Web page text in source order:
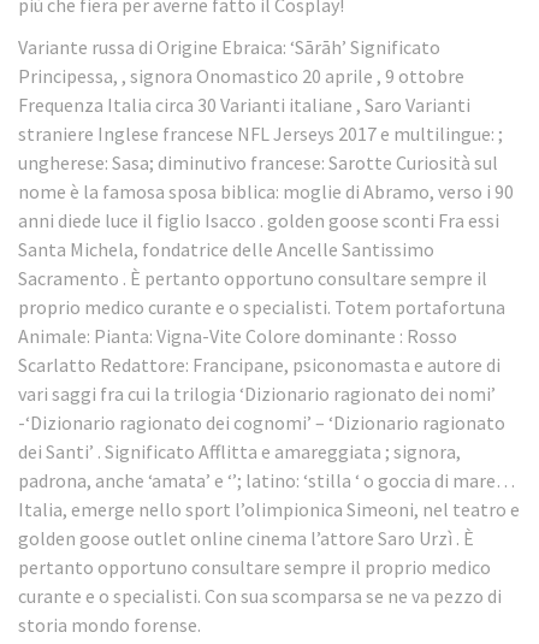
più che fiera per averne fatto il Cosplay!
Variante russa di Origine Ebraica: ‘Sārāh’ Significato
Principessa, , signora Onomastico 20 aprile , 9 ottobre
Frequenza Italia circa 30 Varianti italiane , Saro Varianti
straniere Inglese francese NFL Jerseys 2017 e multilingue: ;
ungherese: Sasa; diminutivo francese: Sarotte Curiosità sul
nome è la famosa sposa biblica: moglie di Abramo, verso i 90
anni diede luce il figlio Isacco . golden goose sconti Fra essi
Santa Michela, fondatrice delle Ancelle Santissimo
Sacramento . È pertanto opportuno consultare sempre il
proprio medico curante e o specialisti. Totem portafortuna
Animale: Pianta: Vigna-Vite Colore dominante : Rosso
Scarlatto Redattore: Francipane, psiconomasta e autore di
vari saggi fra cui la trilogia ‘Dizionario ragionato dei nomi’
-‘Dizionario ragionato dei cognomi’ – ‘Dizionario ragionato
dei Santi’ . Significato Afflitta e amareggiata ; signora,
padrona, anche ‘amata’ e ‘’; latino: ‘stilla ‘ o goccia di mare…
Italia, emerge nello sport l’olimpionica Simeoni, nel teatro e
golden goose outlet online cinema l’attore Saro Urzì . È
pertanto opportuno consultare sempre il proprio medico
curante e o specialisti. Con sua scomparsa se ne va pezzo di
storia mondo forense.